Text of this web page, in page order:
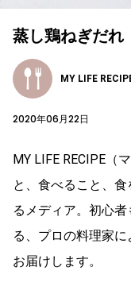
蒸し鶏ねぎだ
MY LIFE
2020年06月22日
MY LIFE RECIPE（
と、食べること、
るメディア。初心
る、プロの料理家
お届けします。